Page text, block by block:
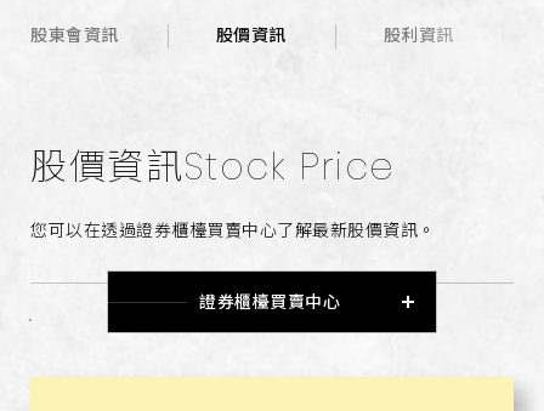
股東會資訊 股價資訊 股利資訊
股價資訊Stock Price
您可以在透過證券櫃檯買賣中心了解最新股價資訊。
證券櫃檯買賣中心